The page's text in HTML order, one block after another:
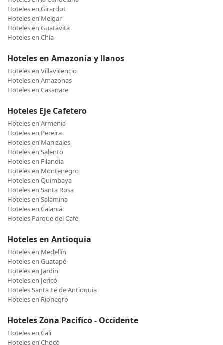
Hoteles en Girardot
Hoteles en Melgar
Hoteles en Guatavita
Hoteles en Chía
Hoteles en Amazonia y llanos
Hoteles en Villavicencio
Hoteles en Amazonas
Hoteles en Casanare
Hoteles Eje Cafetero
Hoteles en Armenia
Hoteles en Pereira
Hoteles en Manizales
Hoteles en Salento
Hoteles en Filandia
Hoteles en Montenegro
Hoteles en Quimbaya
Hoteles en Santa Rosa
Hoteles en Salamina
Hoteles en Calarcá
Hoteles Parque del Café
Hoteles en Antioquia
Hoteles en Medellín
Hoteles en Guatapé
Hoteles en Jardin
Hoteles en Jericó
Hoteles Santa Fé de Antioquia
Hoteles en Rionegro
Hoteles Zona Pacifico - Occidente
Hoteles en Cali
Hoteles en Chocó